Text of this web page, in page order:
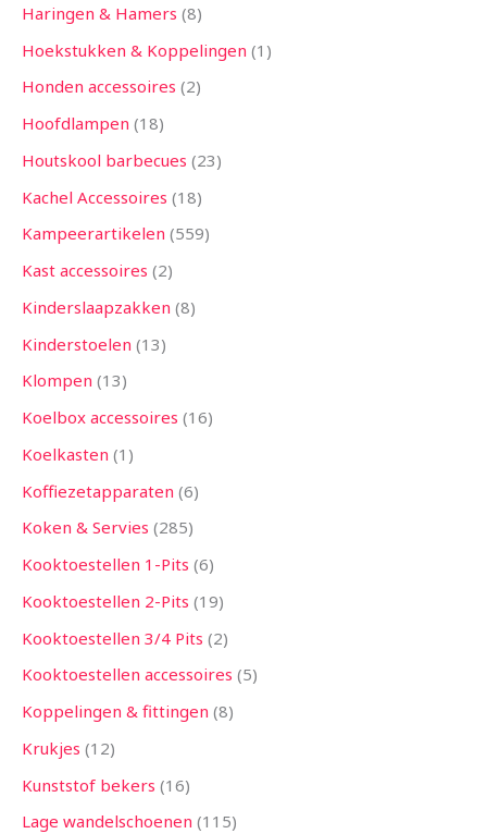
Haringen & Hamers 8
Hoekstukken & Koppelingen 1
Honden accessoires 2
Hoofdlampen 18
Houtskool barbecues 23
Kachel Accessoires 18
Kampeerartikelen 559
Kast accessoires 2
Kinderslaapzakken 8
Kinderstoelen 13
Klompen 13
Koelbox accessoires 16
Koelkasten 1
Koffiezetapparaten 6
Koken & Servies 285
Kooktoestellen 1-Pits 6
Kooktoestellen 2-Pits 19
Kooktoestellen 3/4 Pits 2
Kooktoestellen accessoires 5
Koppelingen & fittingen 8
Krukjes 12
Kunststof bekers 16
Lage wandelschoenen 115